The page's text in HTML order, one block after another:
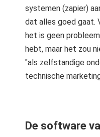
systemen (zapier)
dat alles goed gaat.
het is geen
hebt, maar het zou
"als zelfstandige
technische
De software